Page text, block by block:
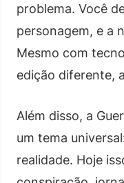
problema. Você
personagem, e a
Mesmo com
edição diferente,
Além disso, a
um tema
realidade. Hoje